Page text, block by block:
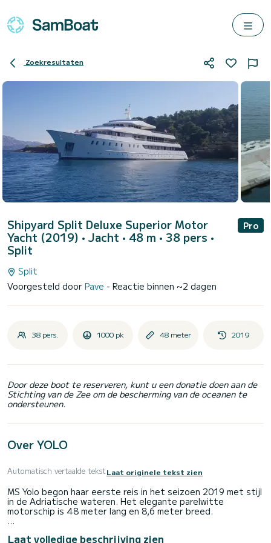
Zoekresultaten
Shipyard Split Deluxe Superior Motor
Yacht (2019) • Jacht • 48 m • 38 pers •
Split
Pro
Split
Voorgesteld door Pave - Reactie binnen ~2 dagen
38 pers. 1000 pk 48 meter 2019
Door deze boot te reserveren, kunt u een donatie doen aan de
Stichting van de Zee om de bescherming van de oceanen te
ondersteunen.
Over YOLO
Automatisch vertaalde tekstLaat originele tekst zien
MS Yolo begon haar eerste reis in het seizoen 2019 met stijl
in de Adriatische wateren. Het elegante parelwitte
motorschip is 48 meter lang en 8,6 meter breed.
om de schoonheid van de Kroatische kust te zien in een
Laat volledige beschrijving zien